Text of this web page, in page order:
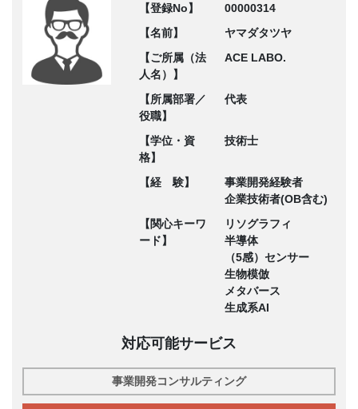
【登録No】
00000314
【名前】
ヤマダタツヤ
【ご所属（法
人名）】
ACE LABO.
【所属部署／
役職】
代表
【学位・資
格】
技術士
【経 験】
事業開発経験者
企業技術者(OB含む)
【関心キーワ
ード】
リソグラフィ
半導体
（5感）センサー
生物模倣
メタバース
生成系AI
対応可能サービス
事業開発コンサルティング